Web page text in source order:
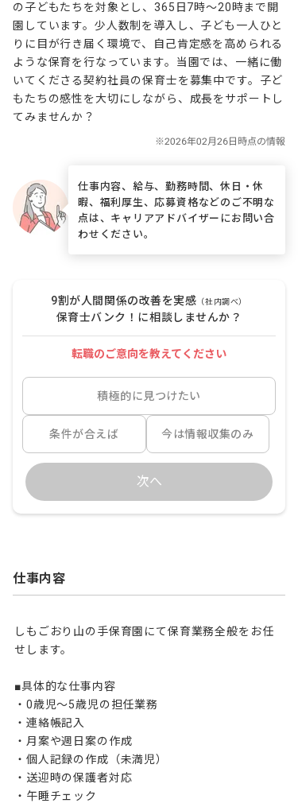
の子どもたちを対象とし、365日7時～20時まで開
園しています。少人数制を導入し、子ども一人ひと
りに目が行き届く環境で、自己肯定感を高められる
ような保育を行なっています。当園では、一緒に働
いてくださる契約社員の保育士を募集中です。子ど
もたちの感性を大切にしながら、成長をサポートし
てみませんか？
仕事内容、給与、勤務時間、休日・休
暇、福利厚生、応募資格などのご不明な
点は、キャリアアドバイザーにお問い合
わせください。
9割が人間関係の改善を実感 （社内調べ）
保育士バンク！に相談しませんか？
転職のご意向を教えてください
積極的に見つけたい
条件が合えば 今は情報収集のみ
次へ
仕事内容
しもごおり山の手保育園にて保育業務全般をお任
せします。
■具体的な仕事内容
・0歳児～5歳児の担任業務
・連絡帳記入
・月案や週日案の作成
・個人記録の作成（未満児）
・送迎時の保護者対応
・午睡チェック